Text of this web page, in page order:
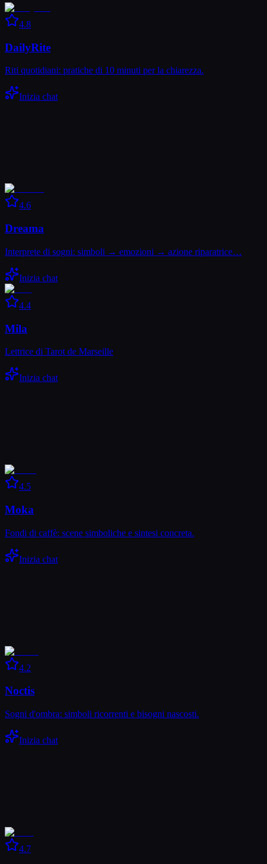
4.8
DailyRite
Riti quotidiani: pratiche di 10 minuti per la chiarezza.
Inizia chat
4.6
Dreama
Interprete di sogni: simboli → emozioni → azione riparatrice…
Inizia chat
4.4
Mila
Lettrice di Tarot de Marseille
Inizia chat
4.5
Moka
Fondi di caffè: scene simboliche e sintesi concreta.
Inizia chat
4.2
Noctis
Sogni d'ombra: simboli ricorrenti e bisogni nascosti.
Inizia chat
4.7